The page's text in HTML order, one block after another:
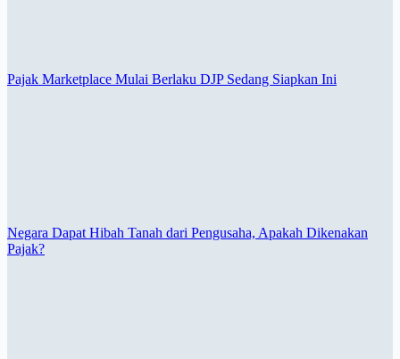
Pajak Marketplace Mulai Berlaku DJP Sedang Siapkan Ini
Negara Dapat Hibah Tanah dari Pengusaha, Apakah Dikenakan
Pajak?